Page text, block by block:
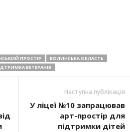
ПРОСТІР
ВОЛИНСЬКА ОБЛАСТЬ
ВЕТЕРАНІВ
Наступна публікація
У ліцеї №10 запрацював
арт-простір для
підтримки дітей